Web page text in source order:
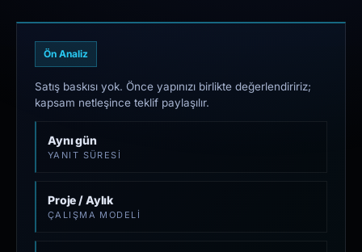
Ön Analiz
Satış baskısı yok. Önce yapınızı birlikte değerlendiririz;
kapsam netleşince teklif paylaşılır.
Aynı gün
YANIT SÜRESI
Proje / Aylık
ÇALIŞMA MODELI